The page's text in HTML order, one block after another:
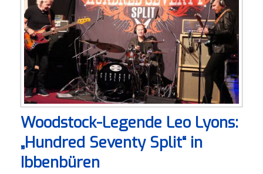
Woodstock-Legende Leo Lyons:
„Hundred Seventy Split“ in
Ibbenbüren